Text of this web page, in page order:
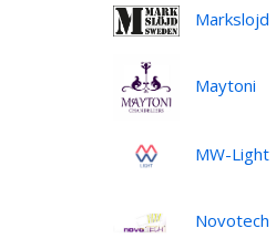
Markslojd
Maytoni
MW-Light
Novotech